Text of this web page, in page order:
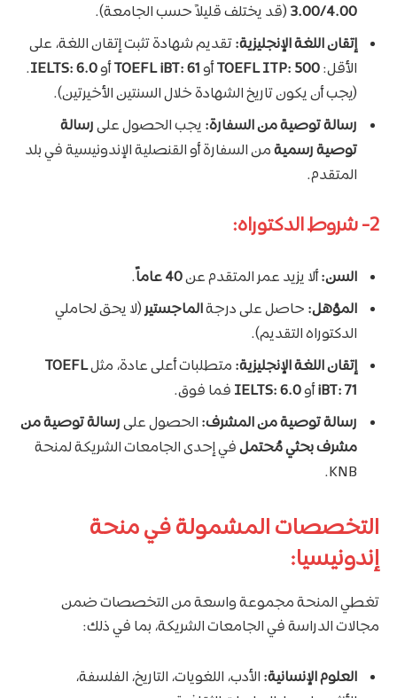
3.00/4.00 (قد يختلف قليلاً حسب الجامعة).
إتقان اللغة الإنجليزية:تقديم شهادة تثبت إتقان اللغة، على
الأقل:TOEFL ITP: 500أوTOEFL iBT: 61أوIELTS: 6.0
.
(يجب أن يكون تاريخ الشهادة خلال السنتين الأخيرتين).
رسالة توصية من السفارة: يجب الحصول علىرسالة
توصية رسميةمن السفارة أو القنصلية الإندونيسية في بلد
المتقدم.
2- شروط الدكتوراه:
السن:ألا يزيد عمر المتقدم عن40 عاماً
.
المؤهل: حاصل على درجةالماجستير(لا يحق لحاملي
الدكتوراه التقديم).
إتقان اللغة الإنجليزية: متطلبات أعلى عادة، مثلTOEFL
iBT: 71أوIELTS: 6.0 فما فوق.
رسالة توصية من المشرف: الحصول علىرسالة توصية من
مشرف بحثي مُحتملفي إحدى الجامعات الشريكة لمنحة
KNB.
التخصصات المشمولة في منحة
إندونيسيا:
تغطي المنحة مجموعة واسعة من التخصصات ضمن
مجالات الدراسة في الجامعات الشريكة، بما في ذلك:
العلوم الإنسانية: الأدب، اللغويات، التاريخ، الفلسفة،